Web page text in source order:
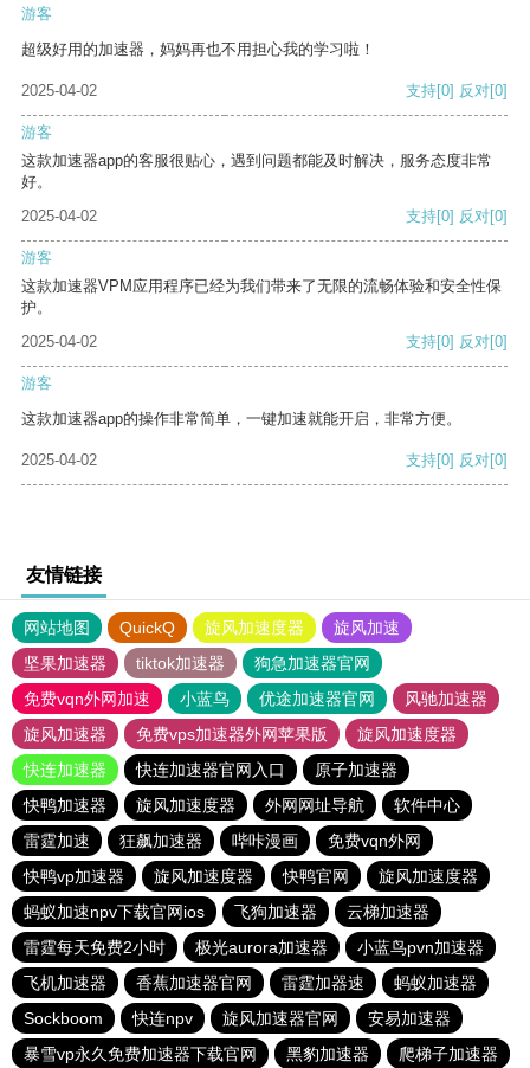
游客
超级好用的加速器，妈妈再也不用担心我的学习啦！
2025-04-02 支持[0] 反对[0]
游客
这款加速器app的客服很贴心，遇到问题都能及时解决，服务态度非常
好。
2025-04-02
支持[0] 反对[0]
游客
这款加速器VPM应用程序已经为我们带来了无限的流畅体验和安全性保
护。
2025-04-02
支持[0] 反对[0]
游客
这款加速器app的操作非常简单，一键加速就能开启，非常方便。
2025-04-02 支持[0] 反对[0]
友情链接
网站地图 QuickQ 旋风加速度器
旋风加速
坚果加速器
tiktok加速器
狗急加速器官网
免费vqn外网加速
小蓝鸟 优途加速器官网
风驰加速器
旋风加速器
免费vps加速器外网苹果版
旋风加速度器
快连加速器
快连加速器官网入口
原子加速器
快鸭加速器
旋风加速度器 外网网址导航
软件中心
雷霆加速
狂飙加速器 哔咔漫画
免费vqn外网
快鸭vp加速器
旋风加速度器 快鸭官网
旋风加速度器
蚂蚁加速npv下载官网ios
飞狗加速器
云梯加速器
雷霆每天免费2小时
极光aurora加速器
小蓝鸟pvn加速器
飞机加速器
香蕉加速器官网 雷霆加器速
蚂蚁加速器
Sockboom
快连npv 旋风加速器官网
安易加速器
暴雪vp永久免费加速器下载官网
黑豹加速器 爬梯子加速器